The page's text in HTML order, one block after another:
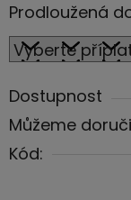
Prodloužená
Dostupnost
Můžeme
Kód: